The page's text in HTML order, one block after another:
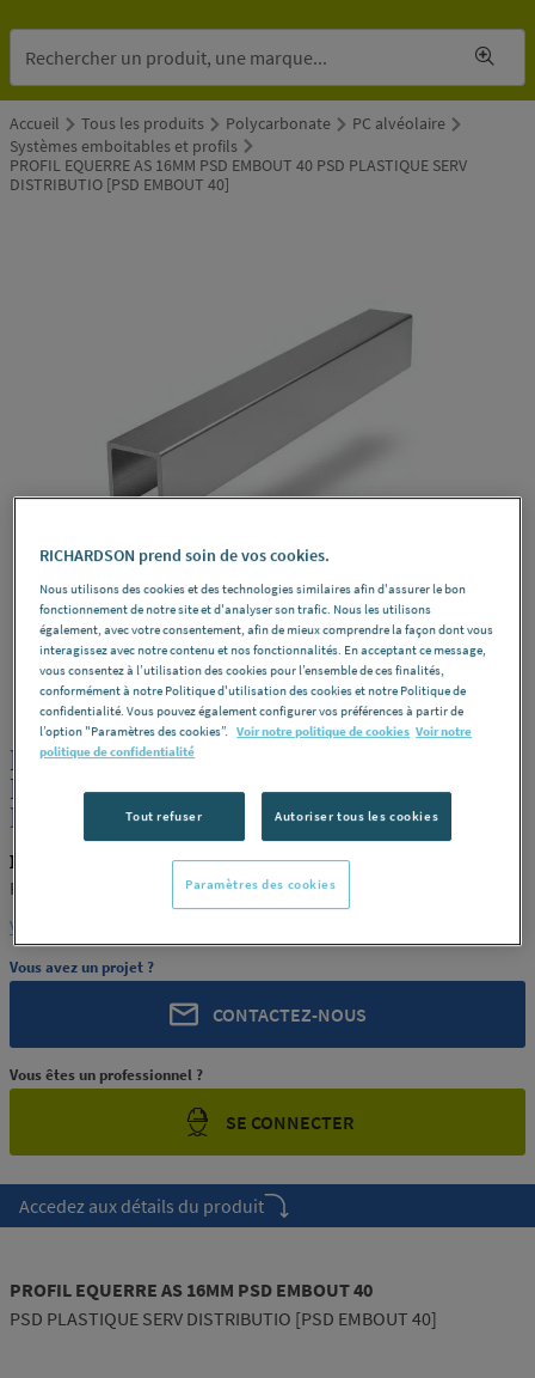
Accueil Tous les produits Polycarbonate
PC alvéolaire
Systèmes emboitables et profils
PROFIL EQUERRE AS 16MM PSD EMBOUT 40 PSD PLASTIQUE SERV
DISTRIBUTIO [PSD EMBOUT 40]
PSD PLASTIQUE
REF : 4456D
PROFIL EQUERRE AS 16MM PSD
EMBOUT 40 PSD PLASTIQUE SERV
DISTRIBUTIO [PSD EMBOUT 40]
PSD PLASTIQUE PSD EMBOUT 40
PSD PLASTIQUE SERV DISTRIBUTIO [PSD EMBOUT 40]
Voir la description complète
Vous avez un projet ?
CONTACTEZ-NOUS
Vous êtes un professionnel ?
SE CONNECTER
Accedez aux détails du produit
PROFIL EQUERRE AS 16MM PSD EMBOUT 40
PSD PLASTIQUE SERV DISTRIBUTIO [PSD EMBOUT 40]
RICHARDSON prend soin de vos cookies.
Nous utilisons des cookies et des technologies similaires afin d'assurer le bon
fonctionnement de notre site et d'analyser son trafic. Nous les utilisons
également, avec votre consentement, afin de mieux comprendre la façon dont vous
interagissez avec notre contenu et nos fonctionnalités. En acceptant ce message,
vous consentez à l’utilisation des cookies pour l’ensemble de ces finalités,
conformément à notre Politique d'utilisation des cookies et notre Politique de
confidentialité. Vous pouvez également configurer vos préférences à partir de
l’option "Paramètres des cookies”. Voir notre politique de cookies Voir notre
politique de confidentialité
Tout refuser Autoriser tous les cookies
Paramètres des cookies